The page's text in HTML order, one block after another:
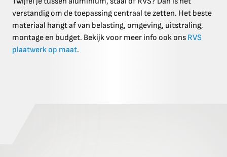
verstandig om de toepassing centraal te zetten. Het beste
materiaal hangt af van belasting, omgeving, uitstraling,
montage en budget. Bekijk voor meer info ook ons RVS
plaatwerk op maat.